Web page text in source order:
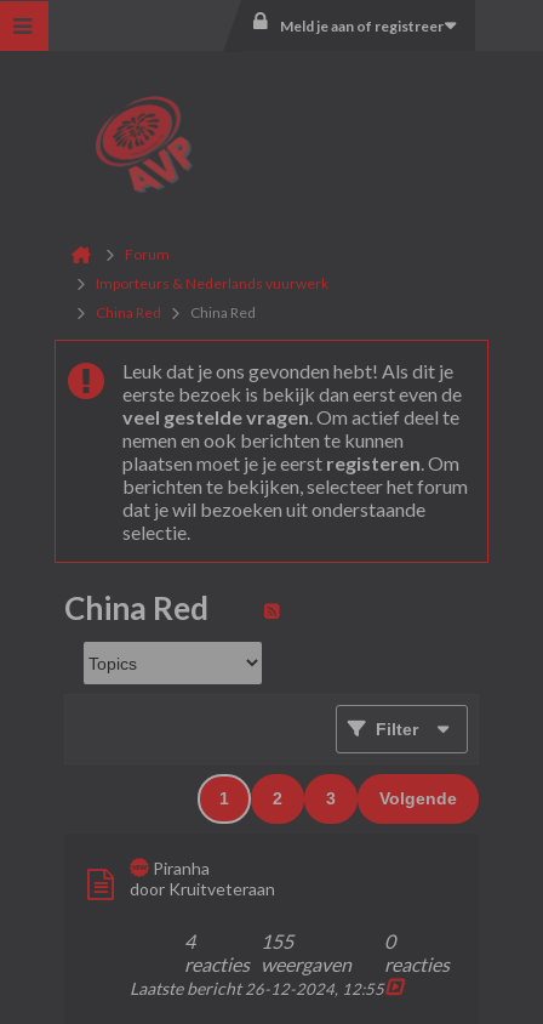
Meld je aan of registreer
Forum
Importeurs & Nederlands vuurwerk
China Red
China Red
Leuk dat je ons gevonden hebt! Als dit je
eerste bezoek is bekijk dan eerst even de
veel gestelde vragen. Om actief deel te
nemen en ook berichten te kunnen
plaatsen moet je je eerst registeren. Om
berichten te bekijken, selecteer het forum
dat je wil bezoeken uit onderstaande
selectie.
China Red
Filter
1 2 3 Volgende
Piranha
door Kruitveteraan
4
reacties
155
weergaven
0
reacties
Laatste bericht 26-12-2024, 12:55